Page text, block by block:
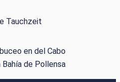
Tauchzeit